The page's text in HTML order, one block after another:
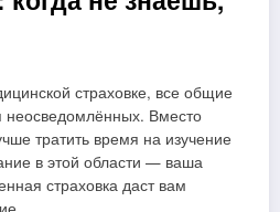
страховке, все общие
неосведомлённых. Вместо
тратить время на изучение
в этой области — ваша
страховка даст вам